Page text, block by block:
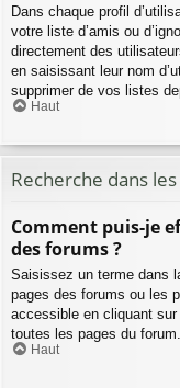
Dans chaque profil
votre liste d’amis ou
directement des
en saisissant leur nom
supprimer de vos listes
Haut
Recherche dans
Comment puis-je
des forums ?
Saisissez un terme dans
pages des forums ou les
accessible en cliquant
toutes les pages du
Haut